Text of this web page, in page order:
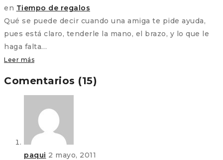
en Tiempo de regalos
Qué se puede decir cuando una amiga te pide ayuda,
pues está claro, tenderle la mano, el brazo, y lo que le
haga falta…
Leer más
Comentarios (15)
paqui 2 mayo, 2011